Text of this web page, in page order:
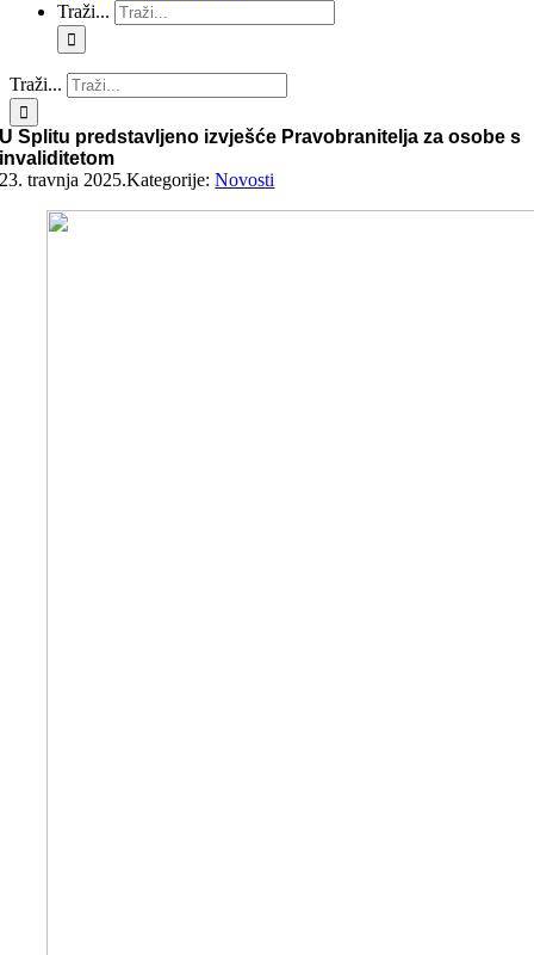
Traži...
Traži...
U Splitu predstavljeno izvješće Pravobranitelja za osobe s
invaliditetom
23. travnja 2025.Kategorije:Novosti